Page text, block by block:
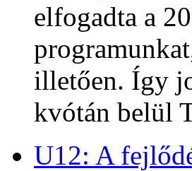
elfogadta a
illetően. Így
kvótán belül
U12: A